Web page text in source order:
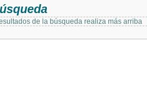
de la búsqueda realiza más arriba